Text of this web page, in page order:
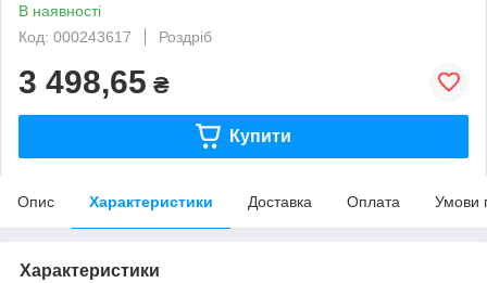
В наявності
Код: 000243617
Роздріб
3 498,65 ₴
Купити
Опис Характеристики Доставка Оплата Умови
Характеристики